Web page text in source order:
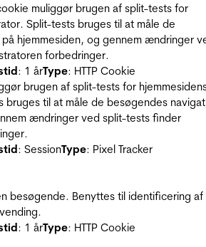
muliggør brugen af split-tests for
Split-tests bruges til at måle de
hjemmesiden, og gennem ændringer
forbedringer.
: 1 årType: HTTP Cookie
brugen af split-tests for
bruges til at måle de besøgendes
ændringer ved split-tests finder
: SessionType: Pixel Tracker
besøgende. Benyttes til identificering af
: 1 årType: HTTP Cookie